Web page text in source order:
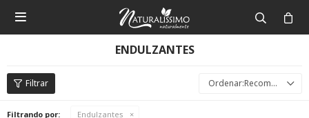

ENDULZANTES
Recomendados
Filtrando por: Endulzantes